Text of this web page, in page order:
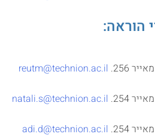
הוראה:
מאייר 256. reutm@technion.ac.il
מאייר 254. natali.s@technion.ac.il
מאייר 254. adi.d@technion.ac.il